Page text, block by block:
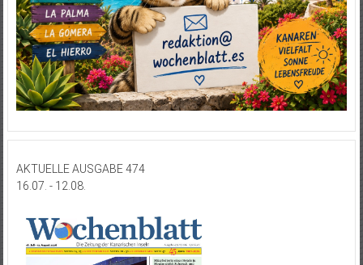
AKTUELLE AUSGABE 474
16.07. - 12.08.